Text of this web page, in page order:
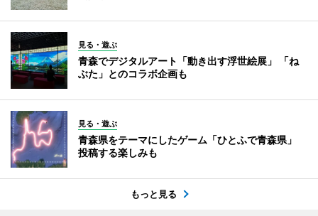
見る・遊ぶ
青森でデジタルアート「動き出す浮世絵展」 「ね
ぶた」とのコラボ企画も
見る・遊ぶ
青森県をテーマにしたゲーム「ひとふで青森県」
投稿する楽しみも
もっと見る